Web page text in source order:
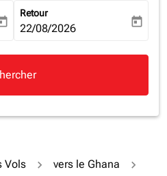
aria-label
Retour
fc-booking-return-date-aria-
22/08/2026 today
Vols
vers le Ghana